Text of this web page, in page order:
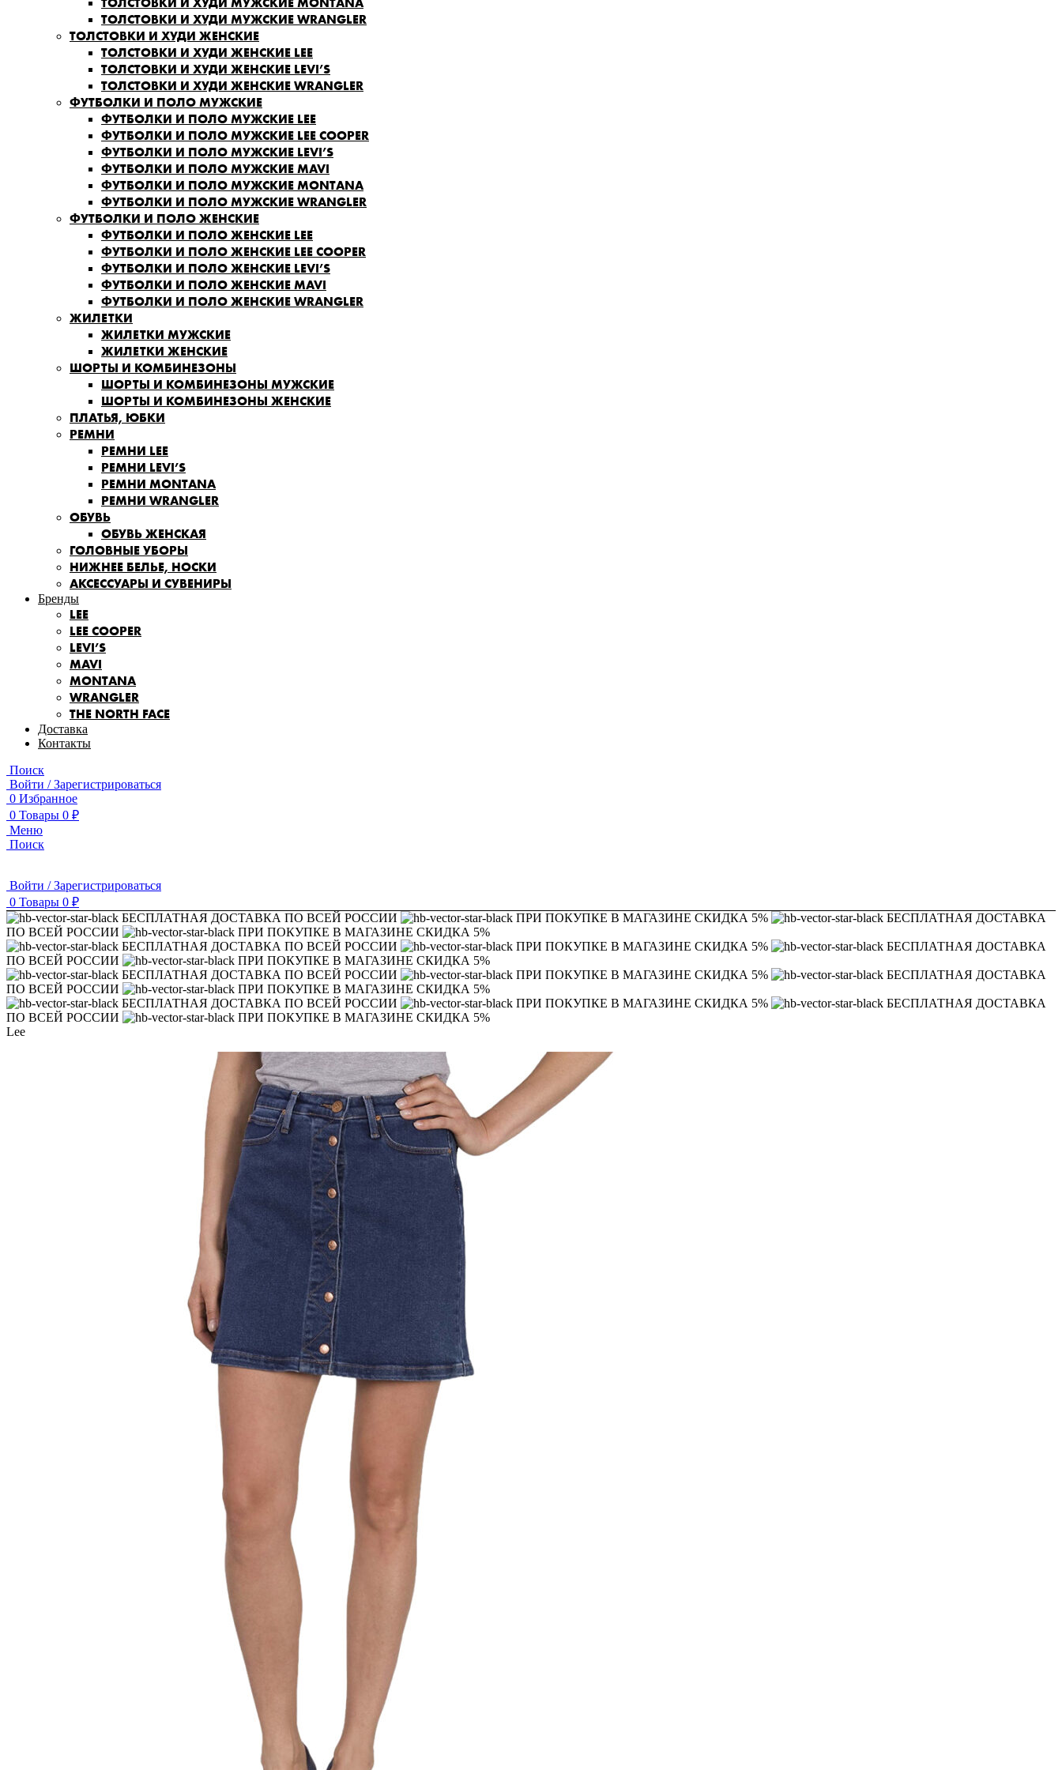
ТОЛСТОВКИ И ХУДИ МУЖСКИЕ WRANGLER
ТОЛСТОВКИ И ХУДИ ЖЕНСКИЕ
ТОЛСТОВКИ И ХУДИ ЖЕНСКИЕ LEE
ТОЛСТОВКИ И ХУДИ ЖЕНСКИЕ LEVI’S
ТОЛСТОВКИ И ХУДИ ЖЕНСКИЕ WRANGLER
ФУТБОЛКИ И ПОЛО МУЖСКИЕ
ФУТБОЛКИ И ПОЛО МУЖСКИЕ LEE
ФУТБОЛКИ И ПОЛО МУЖСКИЕ LEE COOPER
ФУТБОЛКИ И ПОЛО МУЖСКИЕ LEVI’S
ФУТБОЛКИ И ПОЛО МУЖСКИЕ MAVI
ФУТБОЛКИ И ПОЛО МУЖСКИЕ MONTANA
ФУТБОЛКИ И ПОЛО МУЖСКИЕ WRANGLER
ФУТБОЛКИ И ПОЛО ЖЕНСКИЕ
ФУТБОЛКИ И ПОЛО ЖЕНСКИЕ LEE
ФУТБОЛКИ И ПОЛО ЖЕНСКИЕ LEE COOPER
ФУТБОЛКИ И ПОЛО ЖЕНСКИЕ LEVI’S
ФУТБОЛКИ И ПОЛО ЖЕНСКИЕ MAVI
ФУТБОЛКИ И ПОЛО ЖЕНСКИЕ WRANGLER
ЖИЛЕТКИ
ЖИЛЕТКИ МУЖСКИЕ
ЖИЛЕТКИ ЖЕНСКИЕ
ШОРТЫ И КОМБИНЕЗОНЫ
ШОРТЫ И КОМБИНЕЗОНЫ МУЖСКИЕ
ШОРТЫ И КОМБИНЕЗОНЫ ЖЕНСКИЕ
ПЛАТЬЯ, ЮБКИ
РЕМНИ
РЕМНИ LEE
РЕМНИ LEVI’S
РЕМНИ MONTANA
РЕМНИ WRANGLER
ОБУВЬ
ОБУВЬ ЖЕНСКАЯ
ГОЛОВНЫЕ УБОРЫ
НИЖНЕЕ БЕЛЬЕ, НОСКИ
АКСЕССУАРЫ И СУВЕНИРЫ
Бренды
LEE
LEE COOPER
LEVI’S
MAVI
MONTANA
WRANGLER
THE NORTH FACE
Доставка
Контакты
Поиск
Войти / Зарегистрироваться
0 Избранное
0 Товары 0 ₽
Меню
Поиск
Войти / Зарегистрироваться
0 Товары 0 ₽
БЕСПЛАТНАЯ ДОСТАВКА ПО ВСЕЙ РОССИИ
ПРИ ПОКУПКЕ В МАГАЗИНЕ СКИДКА 5%
БЕСПЛАТНАЯ ДОСТАВКА
ПО ВСЕЙ РОССИИ
ПРИ ПОКУПКЕ В МАГАЗИНЕ СКИДКА 5%
БЕСПЛАТНАЯ ДОСТАВКА ПО ВСЕЙ РОССИИ
ПРИ ПОКУПКЕ В МАГАЗИНЕ СКИДКА 5%
БЕСПЛАТНАЯ ДОСТАВКА
ПО ВСЕЙ РОССИИ
ПРИ ПОКУПКЕ В МАГАЗИНЕ СКИДКА 5%
БЕСПЛАТНАЯ ДОСТАВКА ПО ВСЕЙ РОССИИ
ПРИ ПОКУПКЕ В МАГАЗИНЕ СКИДКА 5%
БЕСПЛАТНАЯ ДОСТАВКА
ПО ВСЕЙ РОССИИ
ПРИ ПОКУПКЕ В МАГАЗИНЕ СКИДКА 5%
БЕСПЛАТНАЯ ДОСТАВКА ПО ВСЕЙ РОССИИ
ПРИ ПОКУПКЕ В МАГАЗИНЕ СКИДКА 5%
БЕСПЛАТНАЯ ДОСТАВКА
ПО ВСЕЙ РОССИИ
ПРИ ПОКУПКЕ В МАГАЗИНЕ СКИДКА 5%
Lee